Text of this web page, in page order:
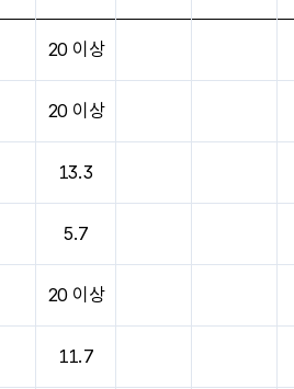
20 이상
20 이상
13.3
5.7
20 이상
11.7